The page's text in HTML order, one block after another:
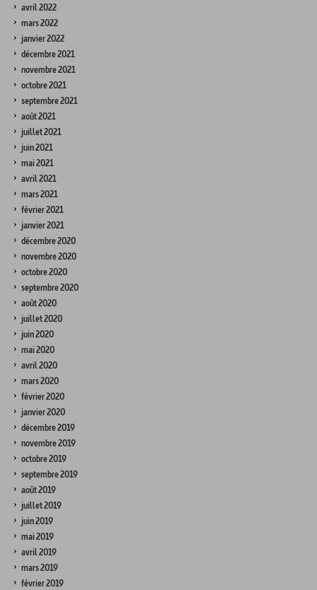
avril 2022
mars 2022
janvier 2022
décembre 2021
novembre 2021
octobre 2021
septembre 2021
août 2021
juillet 2021
juin 2021
mai 2021
avril 2021
mars 2021
février 2021
janvier 2021
décembre 2020
novembre 2020
octobre 2020
septembre 2020
août 2020
juillet 2020
juin 2020
mai 2020
avril 2020
mars 2020
février 2020
janvier 2020
décembre 2019
novembre 2019
octobre 2019
septembre 2019
août 2019
juillet 2019
juin 2019
mai 2019
avril 2019
mars 2019
février 2019